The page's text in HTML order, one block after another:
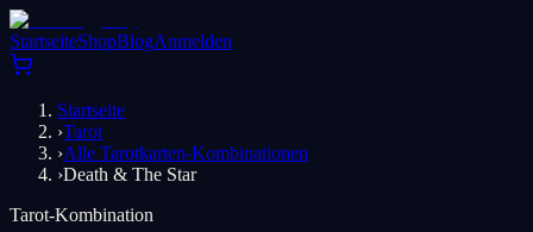
StartseiteShopBlogAnmelden
Startseite
›Tarot
›Alle Tarotkarten-Kombinationen
›Death & The Star
Tarot-Kombination